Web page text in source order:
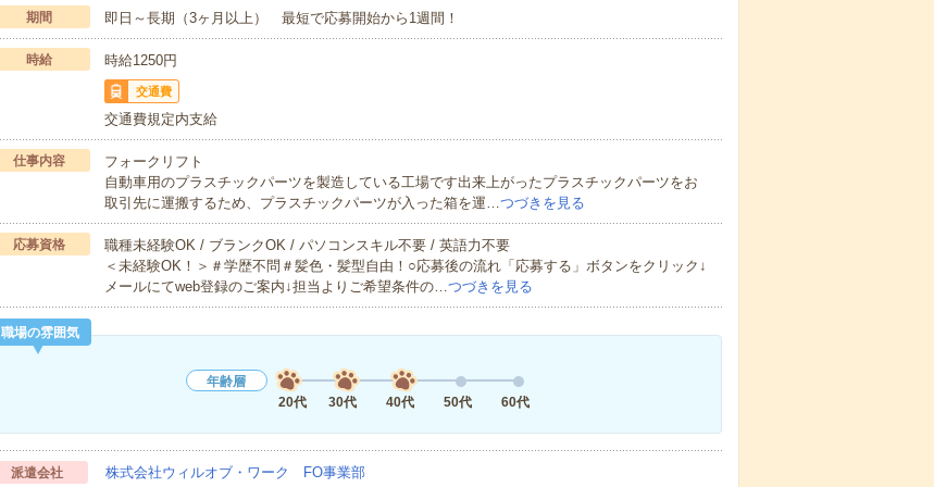
期間 即日～長期（3ヶ月以上） 最短で応募開始から1週間！
時給 時給1250円
交通費
交通費規定内支給
仕事内容
フォークリフト
自動車用のプラスチックパーツを製造している工場です出来上がったプラスチックパーツをお
取引先に運搬するため、プラスチックパーツが入った箱を運… つづきを見る
応募資格
職種未経験OK / ブランクOK / パソコンスキル不要 / 英語力不要
＜未経験OK！＞＃学歴不問＃髪色・髪型自由！○応募後の流れ「応募する」ボタンをクリック↓
メールにてweb登録のご案内↓担当よりご希望条件の… つづきを見る
職場の雰囲気
年齢層
20代
30代 40代 50代 60代
派遣会社 株式会社ウィルオブ・ワーク FO事業部